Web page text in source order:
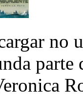
no